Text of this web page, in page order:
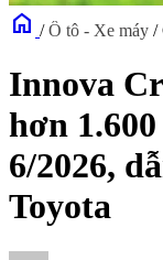
home / Ô tô - Xe máy /
Innova
hơn
6/2026,
Toyota